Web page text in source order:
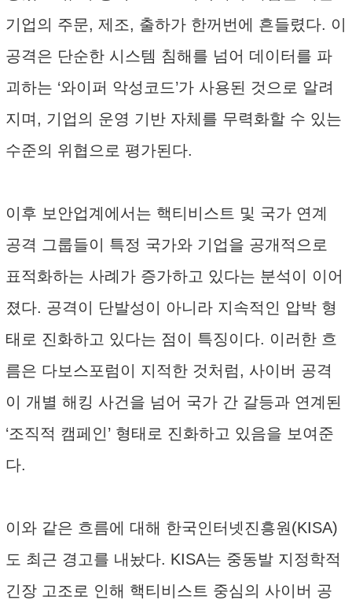
기업의 주문, 제조, 출하가 한꺼번에 흔들렸다. 이
공격은 단순한 시스템 침해를 넘어 데이터를 파
괴하는 ‘와이퍼 악성코드’가 사용된 것으로 알려
지며, 기업의 운영 기반 자체를 무력화할 수 있는
수준의 위협으로 평가된다.
이후 보안업계에서는 핵티비스트 및 국가 연계
공격 그룹들이 특정 국가와 기업을 공개적으로
표적화하는 사례가 증가하고 있다는 분석이 이어
졌다. 공격이 단발성이 아니라 지속적인 압박 형
태로 진화하고 있다는 점이 특징이다. 이러한 흐
름은 다보스포럼이 지적한 것처럼, 사이버 공격
이 개별 해킹 사건을 넘어 국가 간 갈등과 연계된
‘조직적 캠페인’ 형태로 진화하고 있음을 보여준
다.
이와 같은 흐름에 대해 한국인터넷진흥원(KISA)
도 최근 경고를 내놨다. KISA는 중동발 지정학적
긴장 고조로 인해 핵티비스트 중심의 사이버 공